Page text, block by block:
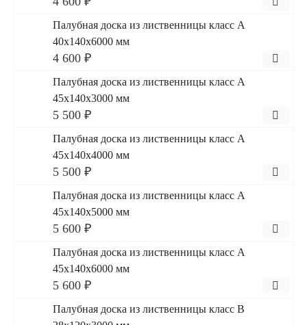
Палубная доска из лиственницы класс А
40x140x6000 мм
4 600 ₽
Палубная доска из лиственницы класс А
45x140x3000 мм
5 500 ₽
Палубная доска из лиственницы класс А
45x140x4000 мм
5 500 ₽
Палубная доска из лиственницы класс А
45x140x5000 мм
5 600 ₽
Палубная доска из лиственницы класс А
45x140x6000 мм
5 600 ₽
Палубная доска из лиственницы класс В